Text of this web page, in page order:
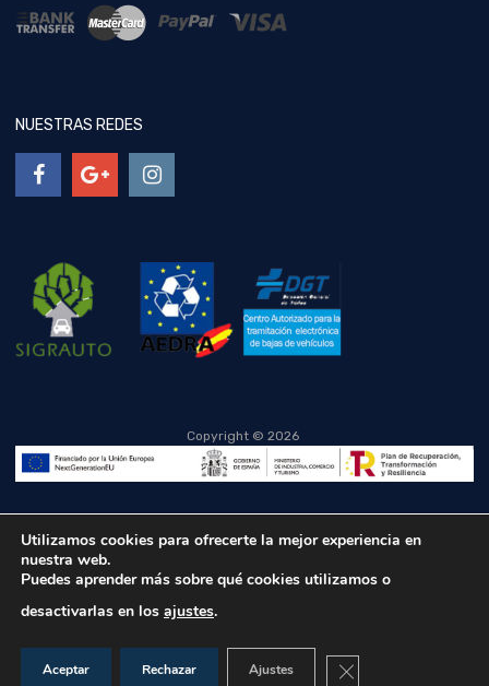
NUESTRAS REDES
Copyright © 2026
Utilizamos cookies para ofrecerte la mejor experiencia en
nuestra web.
Puedes aprender más sobre qué cookies utilizamos o
desactivarlas en los ajustes.
Aceptar Rechazar Ajustes Cerrar el banner de